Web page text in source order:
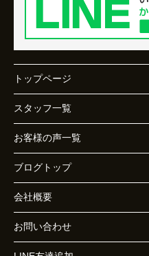
トップページ
スタッフ一覧
お客様の声一覧
ブログトップ
会社概要
お問い合わせ